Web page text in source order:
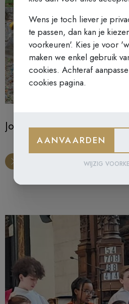
Jong Karmel bestaat 25
Wens je toch liever je
te passen, dan kan je
voorkeuren'. Kies je voor
maken we enkel gebruik
cookies. Achteraf
cookies pagina.
AANVAARDEN
WIJZIG